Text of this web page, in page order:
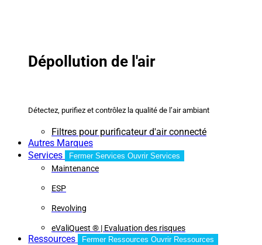
Dépollution de l'air
Détectez, purifiez et contrôlez la qualité de l’air ambiant
Filtres pour purificateur d'air connecté
Autres Marques
Services
Fermer Services Ouvrir Services
Maintenance
ESP
Revolving
eValiQuest ® | Evaluation des risques
Ressources Fermer Ressources Ouvrir Ressources